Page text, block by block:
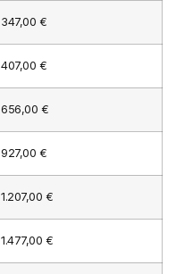
347,00 €
407,00 €
656,00 €
927,00 €
1.207,00 €
1.477,00 €